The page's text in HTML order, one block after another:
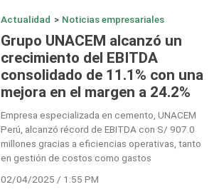
Actualidad > Noticias empresariales
Grupo UNACEM alcanzó un
crecimiento del EBITDA
consolidado de 11.1% con una
mejora en el margen a 24.2%
Empresa especializada en cemento, UNACEM
Perú, alcanzó récord de EBITDA con S/ 907.0
millones gracias a eficiencias operativas, tanto
en gestión de costos como gastos
02/04/2025 / 1:55 PM